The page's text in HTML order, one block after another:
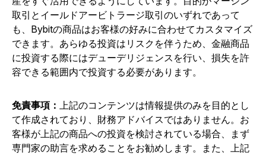
取引とイールドアービトラージ取引のいずれであって
も、Bybitの商品はお客様の好みに合わせてカスタマイズ
できます。あらゆる投資はリスクを伴うため、金融商品
に投資する際にはデューデリジェンスを行い、損失を許
容できる範囲内で投資する必要があります。
免責事項：
上記のコンテンツは情報提供のみを目的とし
て作成されており、財務アドバイスではありません。お
客様が上記の商品への投資を検討されている場合、まず
専門家の助言を求めることをお勧めします。また、上記